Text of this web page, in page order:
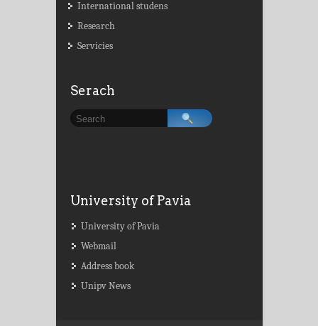
International studens
Research
Servicies
Serach
University of Pavia
University of Pavia
Webmail
Address book
Unipv News